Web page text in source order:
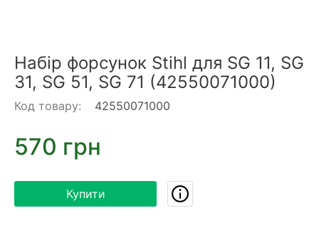
Набір форсунок Stihl для SG 11, SG
31, SG 51, SG 71 (42550071000)
Код товару: 42550071000
570 грн
Купити